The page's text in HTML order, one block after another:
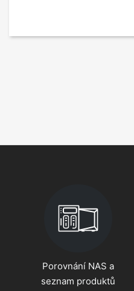
Porovnání NAS a
seznam produktů